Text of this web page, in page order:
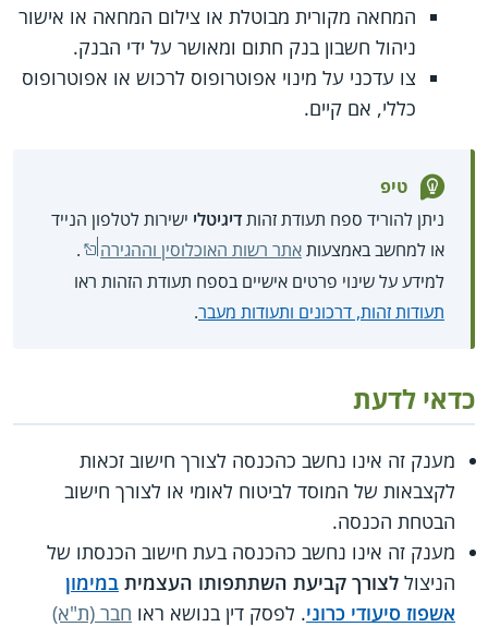
המחאה מקורית מבוטלת או צילום המחאה או אישור
ניהול חשבון בנק חתום ומאושר על ידי הבנק.
צו עדכני על מינוי אפוטרופוס לרכוש או אפוטרופוס
כללי, אם קיים.
טיפ
ניתן להוריד ספח תעודת זהותדיגיטלי ישירות לטלפון הנייד
או למחשב באמצעותאתר רשות האוכלוסין וההגירה
.
למידע על שינוי פרטים אישיים בספח תעודת הזהות ראו
תעודות זהות, דרכונים ותעודות מעבר.
כדאי לדעת
מענק זה אינו נחשב כהכנסה לצורך חישוב זכאות
לקצבאות של המוסד לביטוח לאומי או לצורך חישוב
הבטחת הכנסה.
מענק זה אינו נחשב כהכנסה בעת חישוב הכנסתו של
הניצול לצורך קביעת השתתפותו העצמית במימון
אשפוז סיעודי כרוני. לפסק דין בנושא ראו חבר (ת"א)